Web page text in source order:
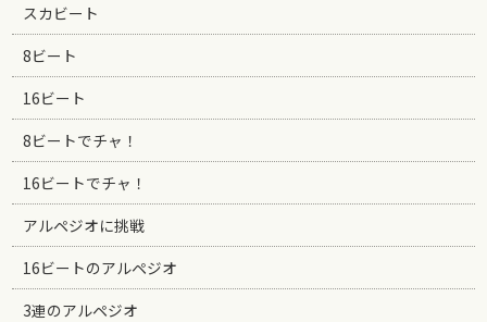
スカビート
8ビート
16ビート
8ビートでチャ！
16ビートでチャ！
アルペジオに挑戦
16ビートのアルペジオ
3連のアルペジオ